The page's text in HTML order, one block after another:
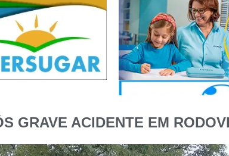
GRAVE ACIDENTE EM